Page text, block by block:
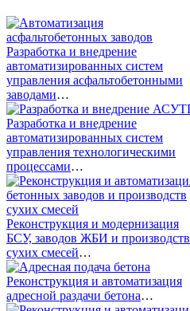
Разработка и внедрение
автоматизированных систем
управления асфальтобетонными
заводами…
Разработка и внедрение
автоматизированных систем
управления технологическими
процессами…
Реконструкция и модернизация
БСУ, заводов ЖБИ и производств
сухих смесей…
Реконструкция и автоматизация
адресной раздачи бетона…